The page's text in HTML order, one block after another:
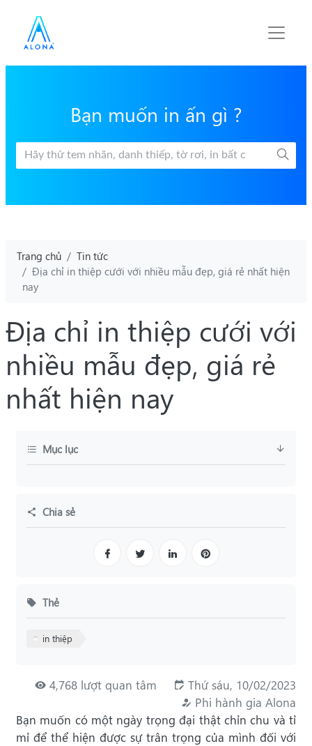
Bạn muốn in ấn gì ?
Trang chủ
Tin tức
Địa chỉ in thiệp cưới với nhiều mẫu đẹp, giá rẻ nhất hiện
nay
Địa chỉ in thiệp cưới với
nhiều mẫu đẹp, giá rẻ
nhất hiện nay
4,768 lượt quan tâm
Thứ sáu, 10/02/2023
Phi hành gia Alona
Bạn muốn có một ngày trọng đại thật chỉn chu và tỉ
mỉ để thể hiện được sự trân trọng của mình đối với
Mục lục
Chia sẻ
Thẻ
in thiệp